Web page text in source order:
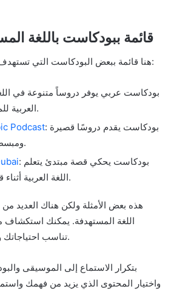
قائمة ببودكاست باللغة
هنا قائمة ببعض البودكاست التي تستهدف المبتدئين في تعلم اللغة:
العربية للمبتدئين والمتقدمين.
Podcast: بودكاست يقدم دروسًا قصيرة
ومبسطة في اللغة العربية.
: بودكاست يحكي قصة مبتدئ يتعلم
اللغة العربية أثناء قضاء صيفه في دبي.
هذه بعض الأمثلة ولكن هناك العديد
اللغة المستهدفة. يمكنك استكشاف
تناسب احتياجاتك ومستوى اللغة الخاص بك.
بتكرار الاستماع إلى الموسيقى
واختيار المحتوى الذي يزيد من فهمك